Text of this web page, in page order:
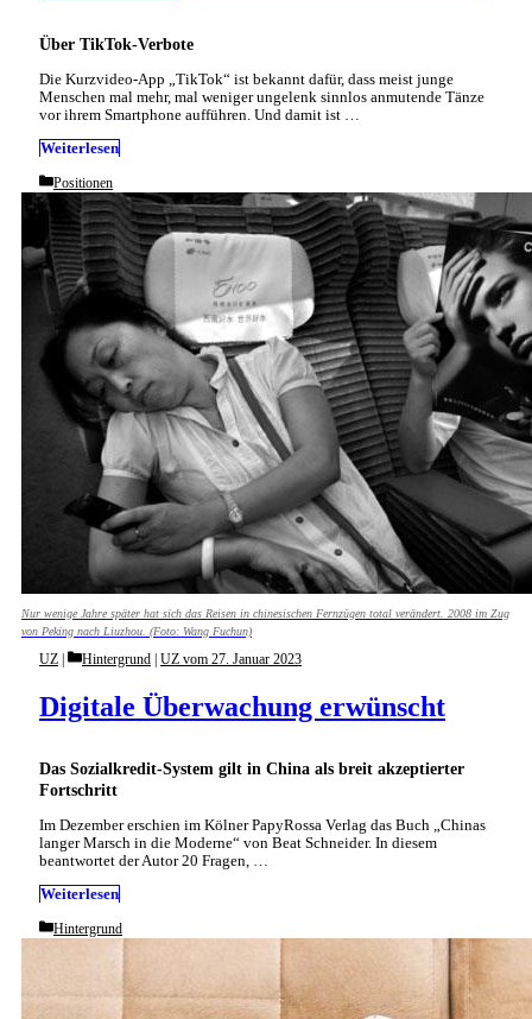
Über TikTok-Verbote
Die Kurzvideo-App „TikTok“ ist bekannt dafür, dass meist junge
Menschen mal mehr, mal weniger ungelenk sinnlos anmutende Tänze
vor ihrem Smartphone aufführen. Und damit ist …
Weiterlesen
Categories
Positionen
Nur wenige Jahre später hat sich das Reisen in chinesischen Fernzügen total verändert. 2008 im Zug
von Peking nach Liuzhou. (Foto: Wang Fuchun)
Das Sozialkredit-System gilt in China als breit akzeptierter
Fortschritt
Digitale Überwachung erwünscht
UZ Categories
Hintergrund | UZ vom 27. Januar 2023
Im Dezember erschien im Kölner PapyRossa Verlag das Buch „Chinas
langer Marsch in die Moderne“ von Beat Schneider. In diesem
beantwortet der Autor 20 Fragen, …
Weiterlesen
Categories
Hintergrund